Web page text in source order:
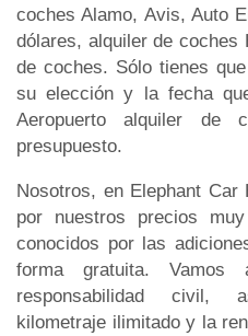
coches Alamo, Avis, Auto
dólares, alquiler de
de coches. Sólo tienes
su elección y la fecha
Aeropuerto alquiler de
presupuesto.
Nosotros, en Elephant
por nuestros precios
conocidos por las
forma gratuita.
responsabilidad civil,
kilometraje ilimitado y la